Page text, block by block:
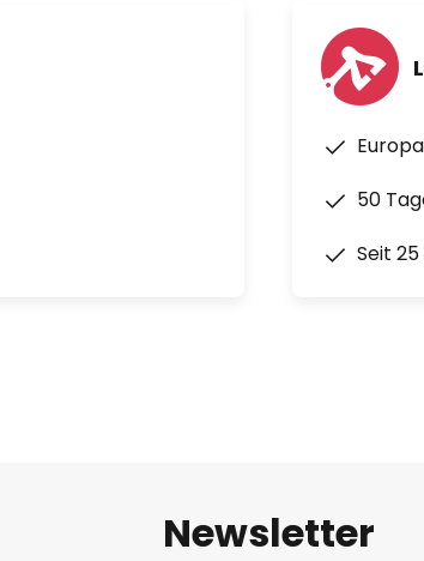
50
Seit
Newsletter